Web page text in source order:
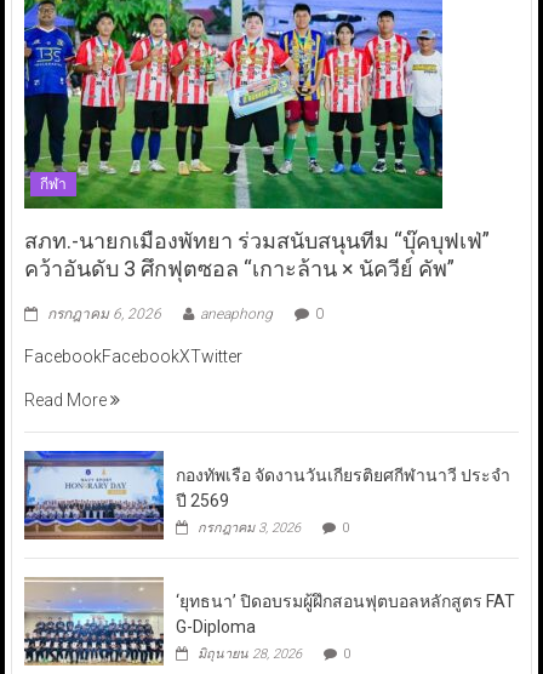
กีฬา
สภท.-นายกเมืองพัทยา ร่วมสนับสนุนทีม “บุ๊คบุฟเฟ่”
คว้าอันดับ 3 ศึกฟุตซอล “เกาะล้าน × นัควีย์ คัพ”
กรกฎาคม 6, 2026 aneaphong 0
FacebookFacebookXTwitter
Read More
กองทัพเรือ จัดงานวันเกียรติยศกีฬานาวี ประจำ
ปี 2569
กรกฎาคม 3, 2026 0
‘ยุทธนา’ ปิดอบรมผู้ฝึกสอนฟุตบอลหลักสูตร FAT
G-Diploma
มิถุนายน 28, 2026 0